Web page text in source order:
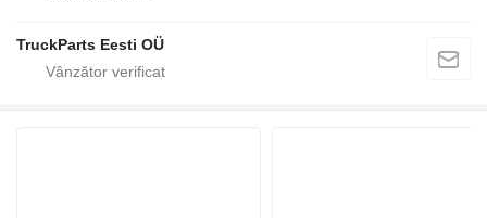
TruckParts Eesti OÜ